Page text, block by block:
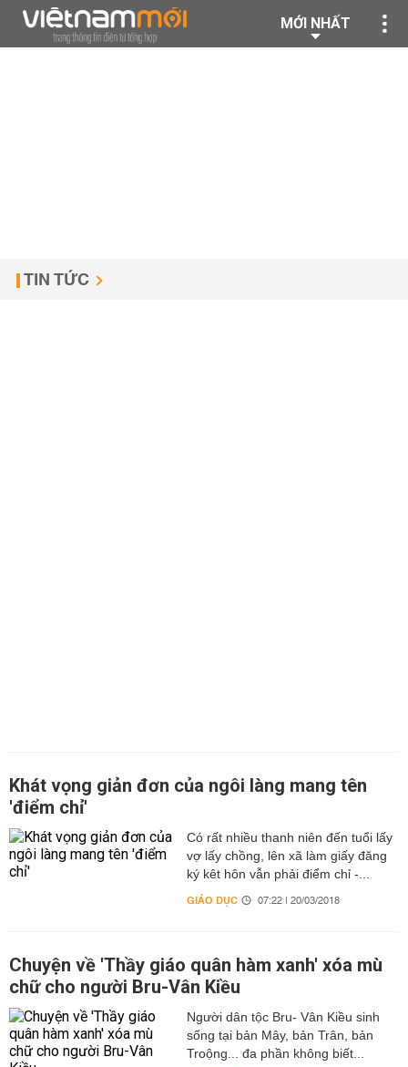
MỚI NHẤT
TIN TỨC
Khát vọng giản đơn của ngôi làng mang tên
'điểm chỉ'
Có rất nhiều thanh niên đến tuổi lấy
vợ lấy chồng, lên xã làm giấy đăng
ký kêt hôn vẫn phải điểm chỉ -...
GIÁO DỤC 07:22 | 20/03/2018
Chuyện về 'Thầy giáo quân hàm xanh' xóa mù
chữ cho người Bru-Vân Kiều
Người dân tộc Bru- Vân Kiều sinh
sống tại bản Mây, bản Trân, bản
Troộng... đa phần không biết...